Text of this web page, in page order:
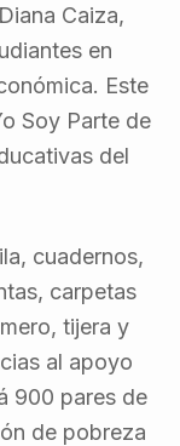
Caiza,
en
Este
Soy Parte de
del
cuadernos,
carpetas
tijera y
al apoyo
900 pares de
de pobreza